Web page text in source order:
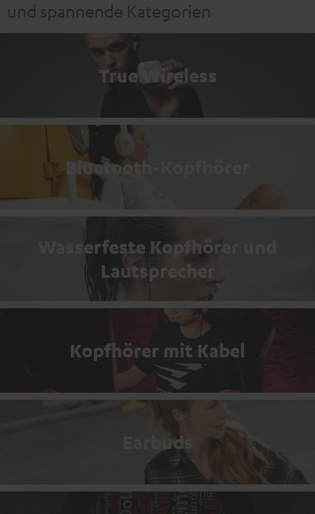
und spannende Kategorien
True Wireless
Bluetooth-Kopfhörer
Wasserfeste Kopfhörer und
Lautsprecher
Kopfhörer mit Kabel
Earbuds